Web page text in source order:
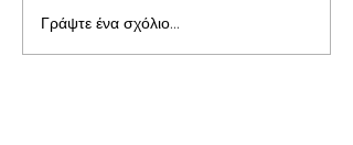
Γράψτε ένα σχόλιο...